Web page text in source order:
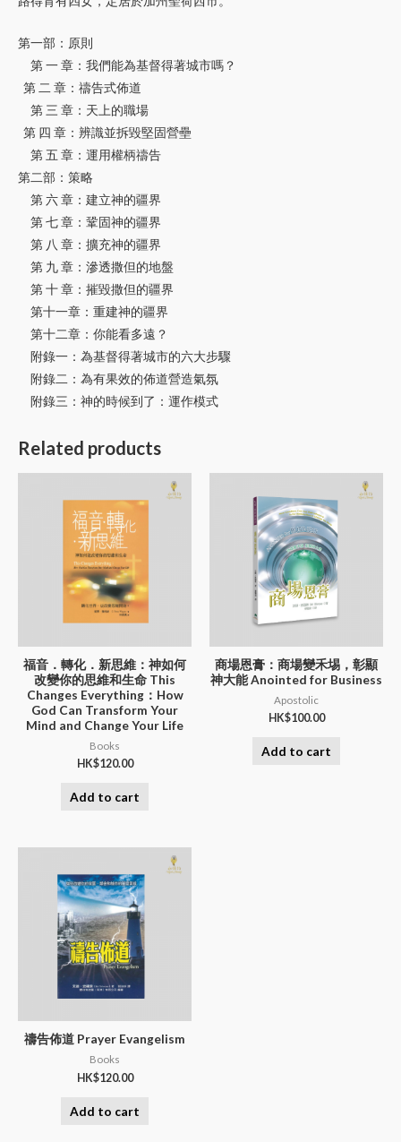
第一部：原則
第 一 章：我們能為基督得著城市嗎？
第 二 章：禱告式佈道
第 三 章：天上的職場
第 四 章：辨識並拆毀堅固營壘
第 五 章：運用權柄禱告
第二部：策略
第 六 章：建立神的疆界
第 七 章：鞏固神的疆界
第 八 章：擴充神的疆界
第 九 章：滲透撒但的地盤
第 十 章：摧毀撒但的疆界
第十一章：重建神的疆界
第十二章：你能看多遠？
附錄一：為基督得著城市的六大步驟
附錄二：為有果效的佈道營造氣氛
附錄三：神的時候到了：運作模式
Related products
福音．轉化．新思維：神如何
改變你的思維和生命 This
Changes Everything：How
God Can Transform Your
Mind and Change Your Life
Books
HK$120.00
Add to cart
商場恩膏：商場變禾埸，彰顯
神大能 Anointed for Business
Apostolic
HK$100.00
Add to cart
禱告佈道 Prayer Evangelism
Books
HK$120.00
Add to cart